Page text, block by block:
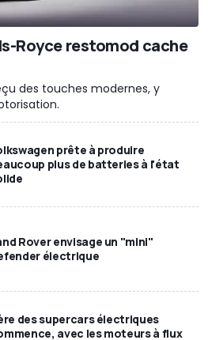
Royce restomod cache
des touches modernes, y
prête à produire
plus de batteries à l'état
Rover envisage un "mini"
électrique
des supercars électriques
avec les moteurs à flux